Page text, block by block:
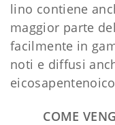
lino contiene
maggior parte
facilmente in
noti e diffusi
COME